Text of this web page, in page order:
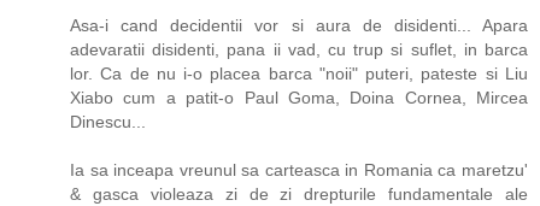
Asa-i cand decidentii vor si aura de disidenti... Apara
adevaratii disidenti, pana ii vad, cu trup si suflet, in barca
lor. Ca de nu i-o placea barca "noii" puteri, pateste si Liu
Xiabo cum a patit-o Paul Goma, Doina Cornea, Mircea
Dinescu...
Ia sa inceapa vreunul sa carteasca in Romania ca maretzu'
& gasca violeaza zi de zi drepturile fundamentale ale